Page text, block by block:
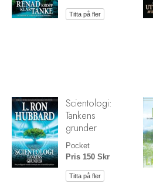
Titta på fler
Scientologi:
Tankens
grunder
Pocket
Pris 150 Skr
Titta på fler